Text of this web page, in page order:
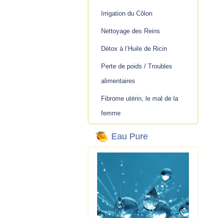
Irrigation du Côlon
Nettoyage des Reins
Détox à l’Huile de Ricin
Perte de poids / Troubles
alimentaires
Fibrome utérin, le mal de la
femme
Eau Pure